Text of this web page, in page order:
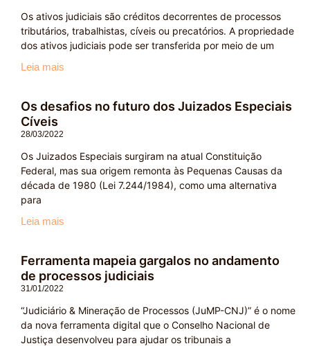
Os ativos judiciais são créditos decorrentes de processos
tributários, trabalhistas, cíveis ou precatórios. A propriedade
dos ativos judiciais pode ser transferida por meio de um
Leia mais
Os desafios no futuro dos Juizados Especiais
Cíveis
28/03/2022
Os Juizados Especiais surgiram na atual Constituição
Federal, mas sua origem remonta às Pequenas Causas da
década de 1980 (Lei 7.244/1984), como uma alternativa
para
Leia mais
Ferramenta mapeia gargalos no andamento
de processos judiciais
31/01/2022
“Judiciário & Mineração de Processos (JuMP-CNJ)” é o nome
da nova ferramenta digital que o Conselho Nacional de
Justiça desenvolveu para ajudar os tribunais a